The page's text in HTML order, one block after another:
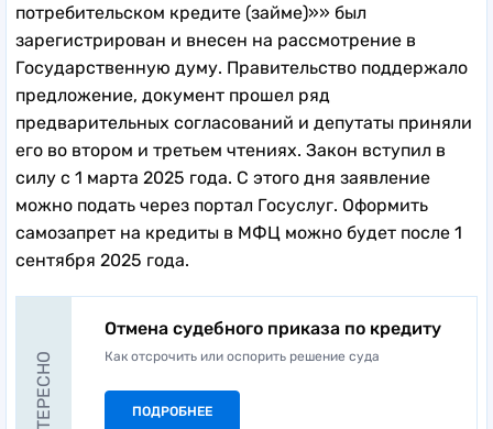
потребительском кредите (займе)»» был
зарегистрирован и внесен на рассмотрение в
Государственную думу. Правительство поддержало
предложение, документ прошел ряд
предварительных согласований и депутаты приняли
его во втором и третьем чтениях. Закон вступил в
силу с 1 марта 2025 года. С этого дня заявление
можно подать через портал Госуслуг. Оформить
самозапрет на кредиты в МФЦ можно будет после 1
сентября 2025 года.
Отмена судебного приказа по кредиту
Как отсрочить или оспорить решение суда
ПОДРОБНЕЕ